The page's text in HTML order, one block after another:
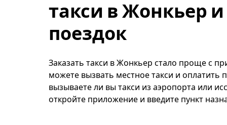
такси в Жонкьер
поездок
Заказать такси в Жонкьер стало проще с
можете вызвать местное такси и оплатить
вызываете ли вы такси из аэропорта или
откройте приложение и введите пункт